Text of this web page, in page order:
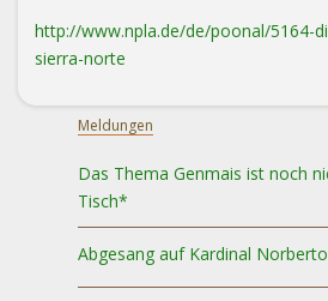
http://www.npla.de/de/poonal/5164-
sierra-norte
Meldungen
Das Thema Genmais ist noch
Tisch*
Abgesang auf Kardinal